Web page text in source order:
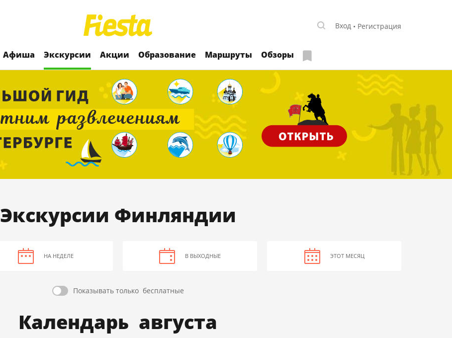
Вход Регистрация
Афиша Экскурсии Акции Образование Маршруты Обзоры
Экскурсии Финляндии
НА НЕДЕЛЕ В ВЫХОДНЫЕ ЭТОТ МЕСЯЦ
Показывать толькобесплатные
Календарь августа